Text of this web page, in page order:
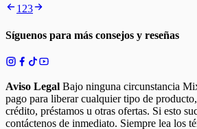
1 23
Síguenos para más consejos y reseñas
Aviso Legal Bajo ninguna circunstancia
pago para liberar cualquier tipo de
crédito, préstamos u otras ofertas. Si esto
contáctenos de inmediato. Siempre lea los